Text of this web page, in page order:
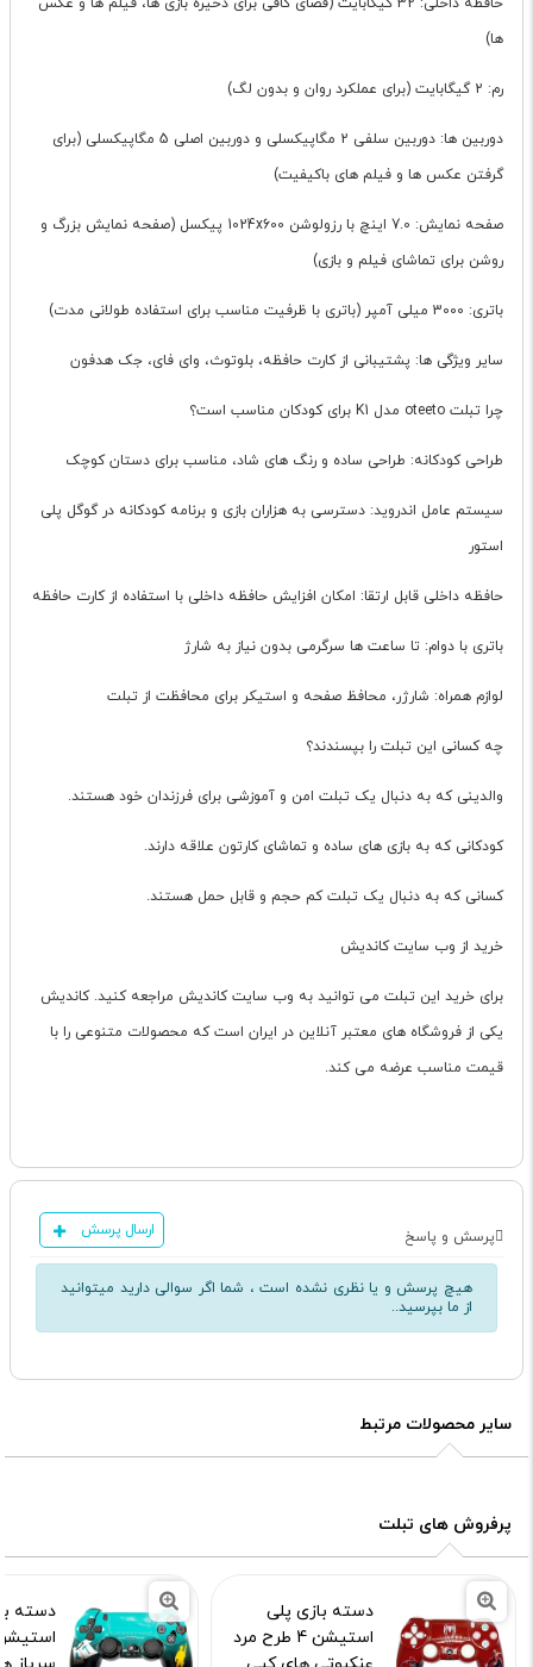
ها)
رم: 2 گیگابایت (برای عملکرد روان و بدون لگ)
دوربین ها: دوربین سلفی 2 مگاپیکسلی و دوربین اصلی 5 مگاپیکسلی (برای
گرفتن عکس ها و فیلم های باکیفیت)
صفحه نمایش: 7.0 اینچ با رزولوشن 1024x600 پیکسل (صفحه نمایش بزرگ و
روشن برای تماشای فیلم و بازی)
باتری: 3000 میلی آمپر (باتری با ظرفیت مناسب برای استفاده طولانی مدت)
سایر ویژگی ها: پشتیبانی از کارت حافظه، بلوتوث، وای فای، جک هدفون
چرا تبلت oteeto مدل K1 برای کودکان مناسب است؟
طراحی کودکانه: طراحی ساده و رنگ های شاد، مناسب برای دستان کوچک
سیستم عامل اندروید: دسترسی به هزاران بازی و برنامه کودکانه در گوگل پلی
استور
حافظه داخلی قابل ارتقا: امکان افزایش حافظه داخلی با استفاده از کارت حافظه
باتری با دوام: تا ساعت ها سرگرمی بدون نیاز به شارژ
لوازم همراه: شارژر، محافظ صفحه و استیکر برای محافظت از تبلت
چه کسانی این تبلت را بپسندند؟
والدینی که به دنبال یک تبلت امن و آموزشی برای فرزندان خود هستند.
کودکانی که به بازی های ساده و تماشای کارتون علاقه دارند.
کسانی که به دنبال یک تبلت کم حجم و قابل حمل هستند.
خرید از وب سایت کاندیش
برای خرید این تبلت می توانید به وب سایت کاندیش مراجعه کنید. کاندیش
یکی از فروشگاه های معتبر آنلاین در ایران است که محصولات متنوعی را با
قیمت مناسب عرضه می کند.
پرسش و پاسخ ارسال پرسش
هیچ پرسش و یا نظری نشده است ، شما اگر سوالی دارید میتوانید
از ما بپرسید..
سایر محصولات مرتبط
پرفروش های تبلت
دسته بازی پلی
استیشن 4 طرح مرد
دسته